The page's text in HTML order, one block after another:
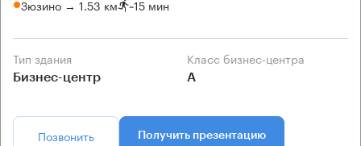
Зюзино → 1.53 км ~15 мин
Тип здания
Бизнес-центр
Класс бизнес-центра
А
Позвонить Получить презентацию